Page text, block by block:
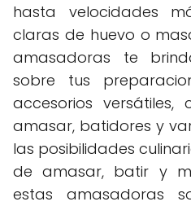
hasta velocidades
claras de huevo o
amasadoras te
sobre tus
accesorios
amasar, batidores y
las posibilidades
de amasar, batir y
estas amasadoras